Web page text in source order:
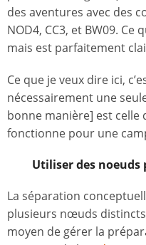
des aventures avec des
NOD4, CC3, et BW09.
mais est parfaitement
Ce que je veux dire ici,
nécessairement une
bonne manière] est
fonctionne pour une
Utiliser des
La séparation
plusieurs nœuds
moyen de gérer la